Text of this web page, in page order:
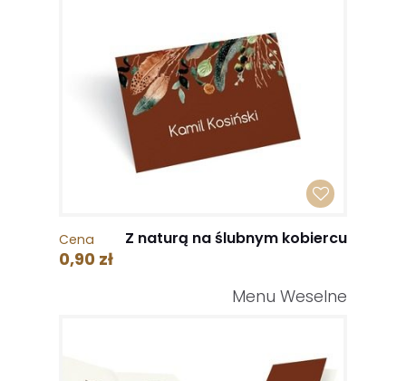
Cena
0,90 zł
Z naturą na ślubnym kobiercu
Menu Weselne